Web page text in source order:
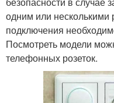
одним или несколькими
подключения
Посмотреть модели
телефонных розеток.